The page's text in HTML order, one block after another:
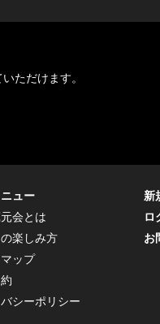
ただけます。
ュー
会とは
楽しみ方
ップ
シーポリシー
新
ロ
お